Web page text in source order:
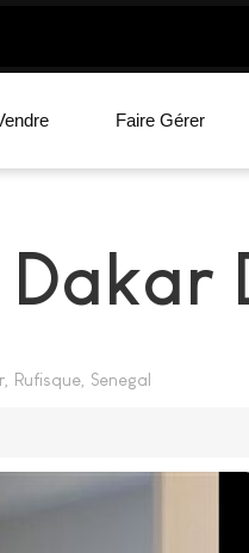
Faire Gérer
Senegal